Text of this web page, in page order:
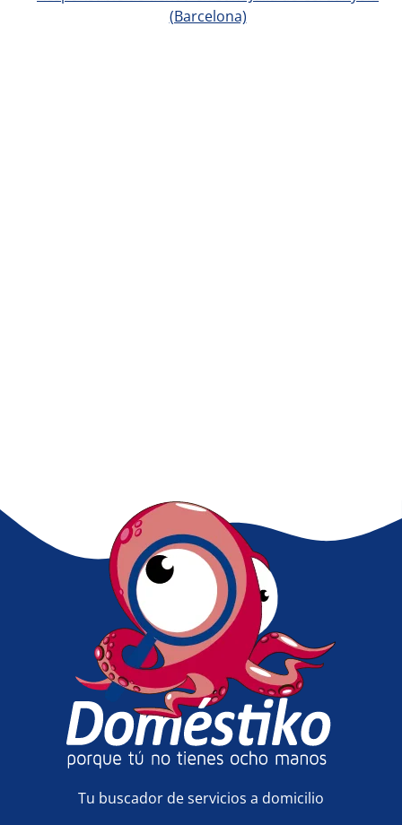
(Barcelona)
Tu buscador de servicios a domicilio